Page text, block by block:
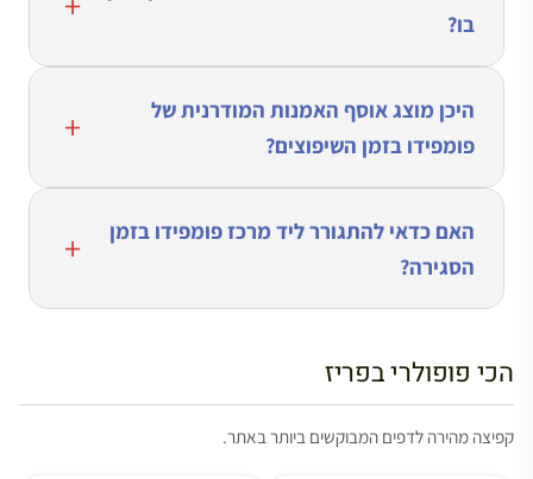
בו?
היכן מוצג אוסף האמנות המודרנית של
פומפידו בזמן השיפוצים?
האם כדאי להתגורר ליד מרכז פומפידו בזמן
הסגירה?
הכי פופולרי בפריז
קפיצה מהירה לדפים המבוקשים ביותר באתר.